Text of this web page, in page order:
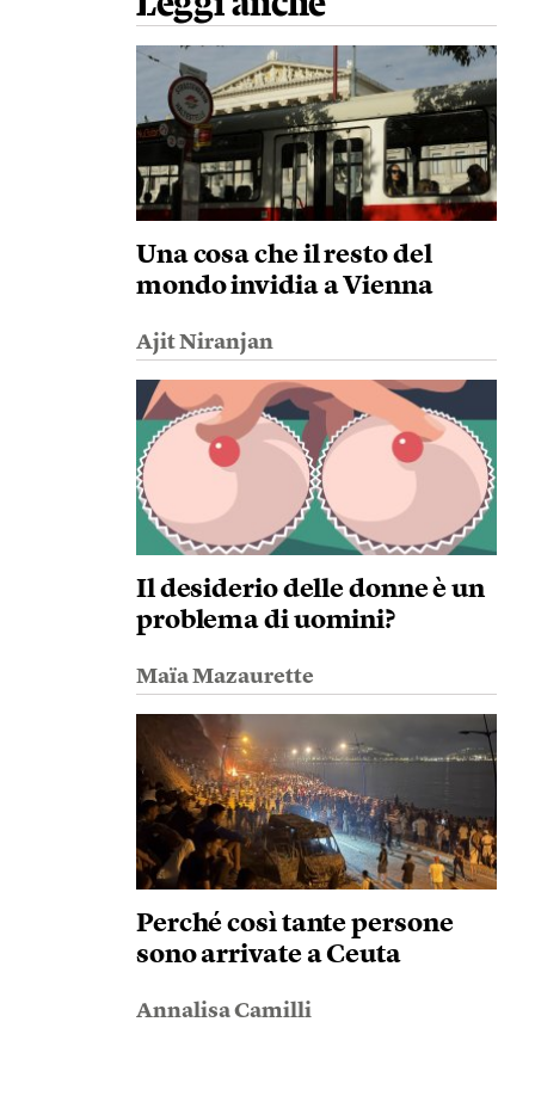
Una cosa che il resto del
mondo invidia a Vienna
Ajit Niranjan
Il desiderio delle donne è un
problema di uomini?
Maïa Mazaurette
Perché così tante persone
sono arrivate a Ceuta
Annalisa Camilli